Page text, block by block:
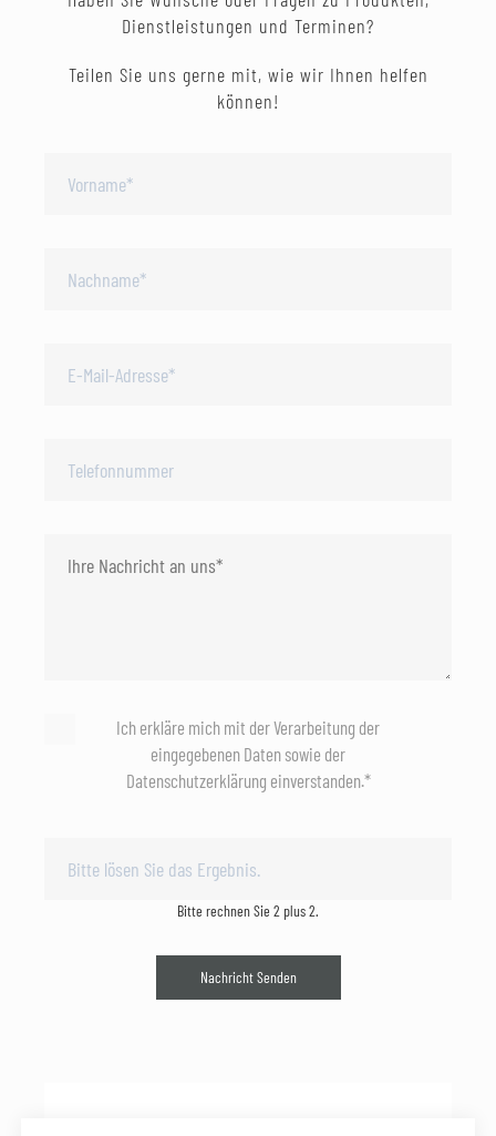
Dienstleistungen und Terminen?
Teilen Sie uns gerne mit, wie wir Ihnen helfen
können!
Ich erkläre mich mit der Verarbeitung der
eingegebenen Daten sowie der
Datenschutzerklärung einverstanden.*
Bitte rechnen Sie 2 plus 2.
Nachricht Senden